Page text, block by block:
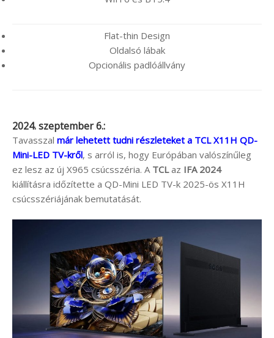
Flat-thin Design
Oldalsó lábak
Opcionális padlóállvány
2024. szeptember 6.:
Tavasszal már lehetett tudni részleteket a TCL X11H QD-
Mini-LED TV-kről, s arról is, hogy Európában valószínűleg
ez lesz az új X965 csúcsszéria. A TCLaz IFA 2024
kiállításra időzítette a QD-Mini LED TV-k 2025-ös X11H
csúcsszériájának bemutatását.